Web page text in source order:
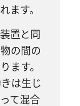
ます。
置と同
の間の
ます。
は生じ
て混合